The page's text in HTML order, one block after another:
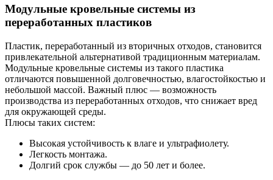
Модульные кровельные системы из
переработанных пластиков
Пластик, переработанный из вторичных отходов, становится
привлекательной альтернативой традиционным материалам.
Модульные кровельные системы из такого пластика
отличаются повышенной долговечностью, влагостойкостью и
небольшой массой. Важный плюс — возможность
производства из переработанных отходов, что снижает вред
для окружающей среды.
Плюсы таких систем:
Высокая устойчивость к влаге и ультрафиолету.
Легкость монтажа.
Долгий срок службы — до 50 лет и более.